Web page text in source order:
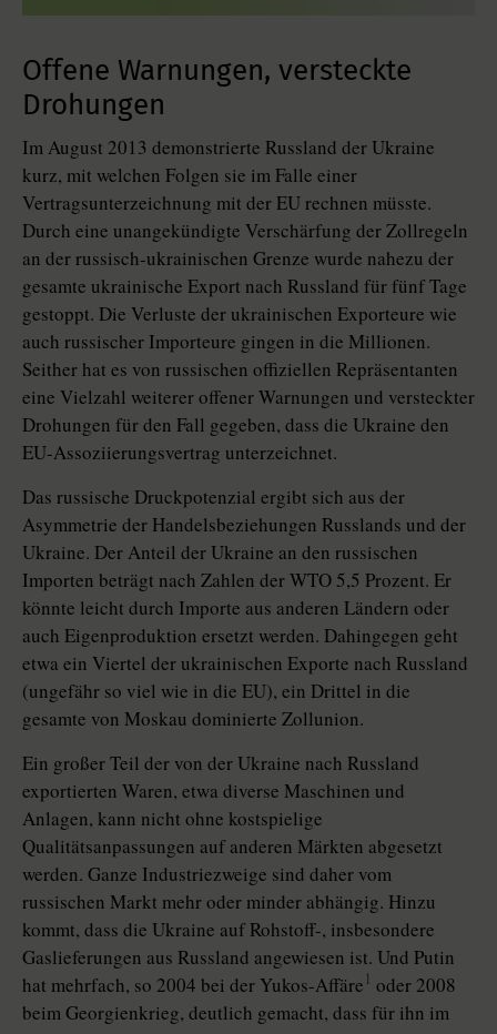
Offene Warnungen, versteckte
Drohungen
Im August 2013 demonstrierte Russland der Ukraine
kurz, mit welchen Folgen sie im Falle einer
Vertragsunterzeichnung mit der EU rechnen müsste.
Durch eine unangekündigte Verschärfung der Zollregeln
an der russisch-ukrainischen Grenze wurde nahezu der
gesamte ukrainische Export nach Russland für fünf Tage
gestoppt. Die Verluste der ukrainischen Exporteure wie
auch russischer Importeure gingen in die Millionen.
Seither hat es von russischen offiziellen Repräsentanten
eine Vielzahl weiterer offener Warnungen und versteckter
Drohungen für den Fall gegeben, dass die Ukraine den
EU-Assoziierungsvertrag unterzeichnet.
Das russische Druckpotenzial ergibt sich aus der
Asymmetrie der Handelsbeziehungen Russlands und der
Ukraine. Der Anteil der Ukraine an den russischen
Importen beträgt nach Zahlen der WTO 5,5 Prozent. Er
könnte leicht durch Importe aus anderen Ländern oder
auch Eigenproduktion ersetzt werden. Dahingegen geht
etwa ein Viertel der ukrainischen Exporte nach Russland
(ungefähr so viel wie in die EU), ein Drittel in die
gesamte von Moskau dominierte Zollunion.
Ein großer Teil der von der Ukraine nach Russland
exportierten Waren, etwa diverse Maschinen und
Anlagen, kann nicht ohne kostspielige
Qualitätsanpassungen auf anderen Märkten abgesetzt
werden. Ganze Industriezweige sind daher vom
russischen Markt mehr oder minder abhängig. Hinzu
kommt, dass die Ukraine auf Rohstoff-, insbesondere
Gaslieferungen aus Russland angewiesen ist. Und Putin
hat mehrfach, so 2004 bei der Yukos-Affäre 1 oder 2008
beim Georgienkrieg, deutlich gemacht, dass für ihn im